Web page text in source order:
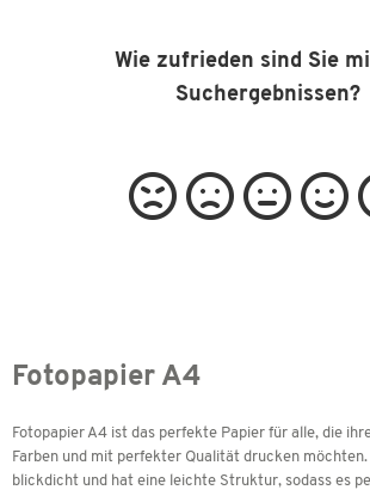
Wie zufrieden sind Sie
Suchergebnissen?
Fotopapier A4
Fotopapier A4 ist das perfekte Papier für alle, die
Farben und mit perfekter Qualität drucken
blickdicht und hat eine leichte Struktur, sodass es